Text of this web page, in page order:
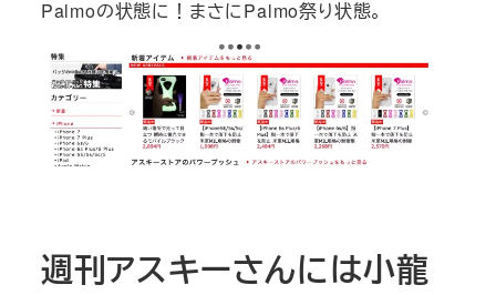
Palmoの状態に！まさにPalmo祭り状態。
週刊アスキーさんには小龍